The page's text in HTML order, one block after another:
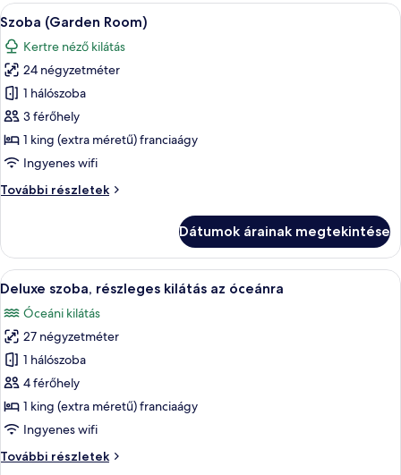
A
következő
szoba
összes
képének
megtekintése:
Szoba
(Garden
Room)
Egy szállodai szoba, amelyben
4
Szoba (Garden Room)
Kertre néző kilátás
24 négyzetméter
1 hálószoba
3 férőhely
1 king (extra méretű) franciaágy
Ingyenes wifi
További részletek
Szoba
részletei
Dátumok árainak megtekintése
A
következő
szoba
összes
képének
megtekintése:
Deluxe
szoba,
részleges
kilátás
Egy hálószoba, amelyben egy nagy
3
Deluxe szoba, részleges kilátás az óceánra
Óceáni kilátás
27 négyzetméter
1 hálószoba
4 férőhely
1 king (extra méretű) franciaágy
Ingyenes wifi
További részletek
Deluxe